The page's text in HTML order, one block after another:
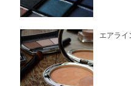
エアラ